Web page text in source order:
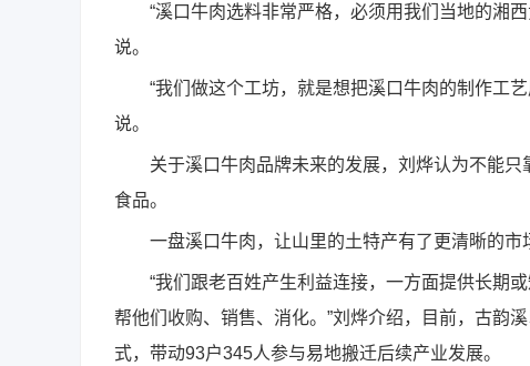
“溪口牛肉选料非常严格，必须用我们当地的湘西
说。
“我们做这个工坊，就是想把溪口牛肉的制作工艺
说。
关于溪口牛肉品牌未来的发展，刘烨认为不能只
食品。
一盘溪口牛肉，让山里的土特产有了更清晰的市
“我们跟老百姓产生利益连接，一方面提供长期或
帮他们收购、销售、消化。”刘烨介绍，目前，古韵
式，带动93户345人参与易地搬迁后续产业发展。